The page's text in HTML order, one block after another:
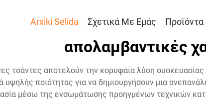
Arxiki Selida Σχετικά Με Εμάς Προϊόντα
απολαμβαντικές
τσάντες αποτελούν την κορυφαία λύση
υψηλής ποιότητας για να δημιουργήσουν μια
μέσω της ενσωμάτωσης προηγμένων τεχνικών